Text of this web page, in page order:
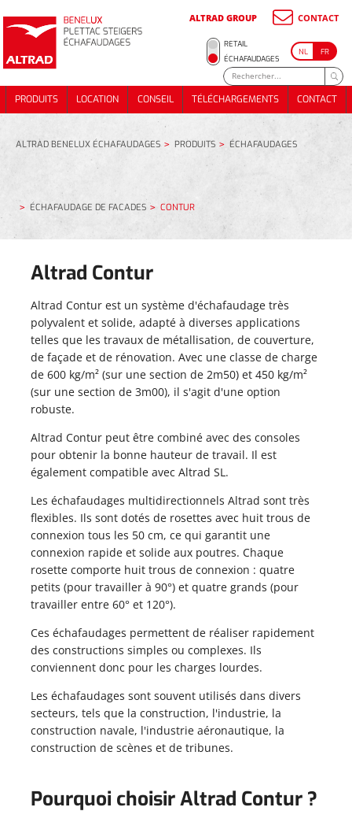
ALTRAD GROUP CONTACT
RETAIL
ÉCHAFAUDAGES
NL FR
PRODUITS
ÉCHAFAUDAGE DE SOUTENEMENT
ESCALIERS
ÉVÉNEMENTS
FILETS D'ÉCHAFAUDAGE
PLANCHES D'ÉCHAFAUDAGE
PASSERELLES DE TRAVAIL
ÉCHAFAUDAGE ROULANT
LOCATION CONSEIL TÉLÉCHARGEMENTS CONTACT
DE MAÇONNERIE
D'ÉCHAFAUDAGE
DE TRAVAIL
ROULANT
TÉLÉCHARGEMENTS CONTACT
ALTRAD BENELUX ÉCHAFAUDAGES PRODUITS ÉCHAFAUDAGES
ÉCHAFAUDAGE DE FACADES CONTUR
Altrad Contur
Altrad Contur est un système d'échafaudage très
polyvalent et solide, adapté à diverses applications
telles que les travaux de métallisation, de couverture,
de façade et de rénovation. Avec une classe de charge
de 600 kg/m² (sur une section de 2m50) et 450 kg/m²
(sur une section de 3m00), il s'agit d'une option
robuste.
Altrad Contur peut être combiné avec des consoles
pour obtenir la bonne hauteur de travail. Il est
également compatible avec Altrad SL.
Les échafaudages multidirectionnels Altrad sont très
flexibles. Ils sont dotés de rosettes avec huit trous de
connexion tous les 50 cm, ce qui garantit une
connexion rapide et solide aux poutres. Chaque
rosette comporte huit trous de connexion : quatre
petits (pour travailler à 90°) et quatre grands (pour
travailler entre 60° et 120°).
Ces échafaudages permettent de réaliser rapidement
des constructions simples ou complexes. Ils
conviennent donc pour les charges lourdes.
Les échafaudages sont souvent utilisés dans divers
secteurs, tels que la construction, l'industrie, la
construction navale, l'industrie aéronautique, la
construction de scènes et de tribunes.
Pourquoi choisir Altrad Contur ?